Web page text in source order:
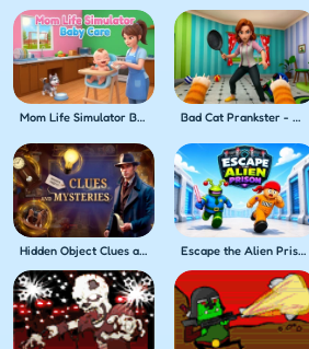
Mom Life Simulator Baby Care Bad Cat Prankster - Mom's Return
Hidden Object Clues and Mysteries Escape the Alien Prison